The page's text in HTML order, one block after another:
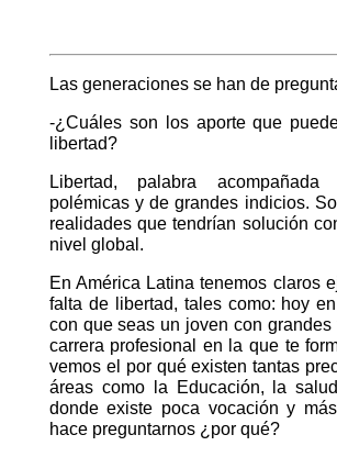
Las generaciones se han de
-¿Cuáles son los aporte que
libertad?
Libertad, palabra
polémicas y de grandes indicios.
realidades que tendrían solución
nivel global.
En América Latina tenemos claros
falta de libertad, tales como: hoy
con que seas un joven con grandes
carrera profesional en la que te
vemos el por qué existen tantas
áreas como la Educación, la
donde existe poca vocación y
hace preguntarnos ¿por qué?